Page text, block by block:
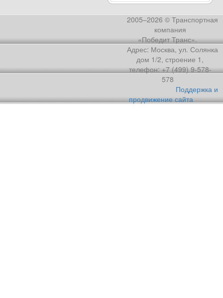
2005–2026 © Транспортная
компания
«Победит Транс».
Адрес: Москва, ул. Солянка
дом 1/2, строение 1,
телефон: +7 (499) 9-578-
578
Поддержка и
продвижение сайта